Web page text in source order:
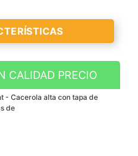
CALIDAD PRECIO
- Cacerola alta con tapa de
de